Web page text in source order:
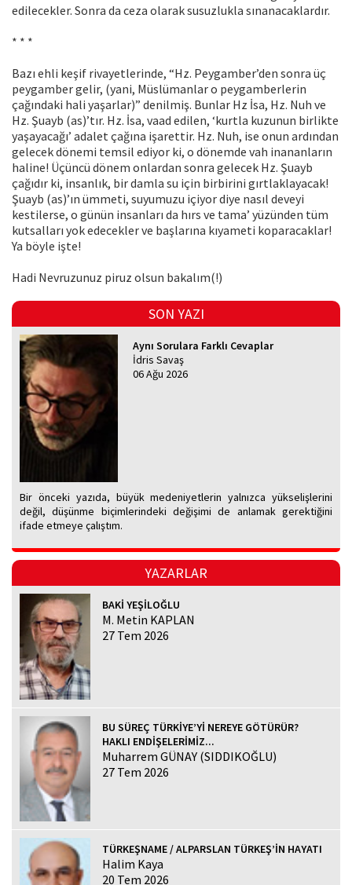
edilecekler. Sonra da ceza olarak susuzlukla sınanacaklardır.
* * *
Bazı ehli keşif rivayetlerinde, “Hz. Peygamber’den sonra üç
peygamber gelir, (yani, Müslümanlar o peygamberlerin
çağındaki hali yaşarlar)” denilmiş. Bunlar Hz İsa, Hz. Nuh ve
Hz. Şuayb (as)’tır. Hz. İsa, vaad edilen, ‘kurtla kuzunun birlikte
yaşayacağı’ adalet çağına işarettir. Hz. Nuh, ise onun ardından
gelecek dönemi temsil ediyor ki, o dönemde vah inananların
haline! Üçüncü dönem onlardan sonra gelecek Hz. Şuayb
çağıdır ki, insanlık, bir damla su için birbirini gırtlaklayacak!
Şuayb (as)’ın ümmeti, suyumuzu içiyor diye nasıl deveyi
kestilerse, o günün insanları da hırs ve tama’ yüzünden tüm
kutsalları yok edecekler ve başlarına kıyameti koparacaklar!
Ya böyle işte!
Hadi Nevruzunuz piruz olsun bakalım(!)
SON YAZI
Aynı Sorulara Farklı Cevaplar
İdris Savaş
06 Ağu 2026
Bir önceki yazıda, büyük medeniyetlerin yalnızca yükselişlerini
değil, düşünme biçimlerindeki değişimi de anlamak gerektiğini
ifade etmeye çalıştım.
YAZARLAR
BAKİ YEŞİLOĞLU
M. Metin KAPLAN
27 Tem 2026
BU SÜREÇ TÜRKİYE’Yİ NEREYE GÖTÜRÜR?
HAKLI ENDİŞELERİMİZ...
Muharrem GÜNAY (SIDDIKOĞLU)
27 Tem 2026
TÜRKEŞNAME / ALPARSLAN TÜRKEŞ’İN HAYATI
Halim Kaya
20 Tem 2026